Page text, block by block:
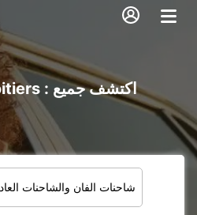
شاحنات الفان والشاحنات